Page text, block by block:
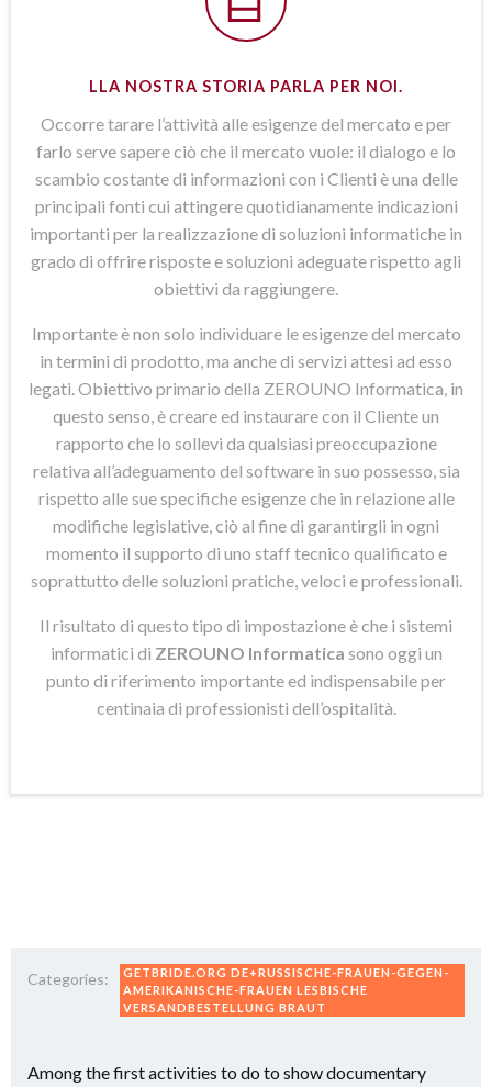
LLA NOSTRA STORIA PARLA PER NOI.
Occorre tarare l’attività alle esigenze del mercato e per
farlo serve sapere ciò che il mercato vuole: il dialogo e lo
scambio costante di informazioni con i Clienti è una delle
principali fonti cui attingere quotidianamente indicazioni
importanti per la realizzazione di soluzioni informatiche in
grado di offrire risposte e soluzioni adeguate rispetto agli
obiettivi da raggiungere.
Importante è non solo individuare le esigenze del mercato
in termini di prodotto, ma anche di servizi attesi ad esso
legati. Obiettivo primario della ZEROUNO Informatica, in
questo senso, è creare ed instaurare con il Cliente un
rapporto che lo sollevi da qualsiasi preoccupazione
relativa all’adeguamento del software in suo possesso, sia
rispetto alle sue specifiche esigenze che in relazione alle
modifiche legislative, ciò al fine di garantirgli in ogni
momento il supporto di uno staff tecnico qualificato e
soprattutto delle soluzioni pratiche, veloci e professionali.
Il risultato di questo tipo di impostazione è che i sistemi
informatici di ZEROUNO Informatica sono oggi un
punto di riferimento importante ed indispensabile per
centinaia di professionisti dell’ospitalità.
Categories:
GETBRIDE.ORG DE+RUSSISCHE-FRAUEN-GEGEN-
AMERIKANISCHE-FRAUEN LESBISCHE
VERSANDBESTELLUNG BRAUT
Among the first activities to do to show documentary